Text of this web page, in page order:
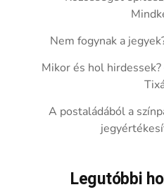
Nem fogynak a
Mikor és hol
A postaládából a
Legutóbbi